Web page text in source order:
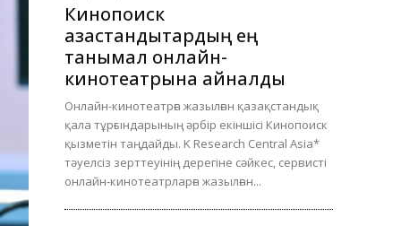
Кинопоиск
қазақстандықтардың ең
танымал онлайн-
кинотеатрына айналды
Онлайн-кинотеатрға жазылған қазақстандық
қала тұрғындарының әрбір екіншісі Кинопоиск
қызметін таңдайды. K Research Central Asia*
тәуелсіз зерттеуінің дерегіне сәйкес, сервисті
онлайн-кинотеатрларға жазылған...